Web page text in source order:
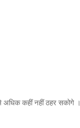
कहीं नहीं ठहर सकोगे ।